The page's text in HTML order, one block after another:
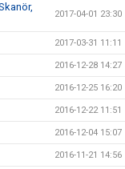
2017-04-01 23:30
2017-03-31 11:11
2016-12-28 14:27
2016-12-25 16:20
2016-12-22 11:51
2016-12-04 15:07
2016-11-21 14:56